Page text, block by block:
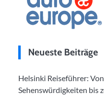
Neueste Beiträge
Helsinki Reiseführer:
Sehenswürdigkeiten bis